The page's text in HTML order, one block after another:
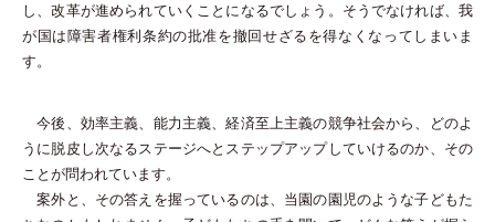
し、改革が進められていくことになるでしょう。そうでなければ、我
が国は障害者権利条約の批准を撤回せざるを得なくなってしまいま
す。
今後、効率主義、能力主義、経済至上主義の競争社会から、どのよ
うに脱皮し次なるステージへとステップアップしていけるのか、その
ことが問われています。
案外と、その答えを握っているのは、当園の園児のような子どもた